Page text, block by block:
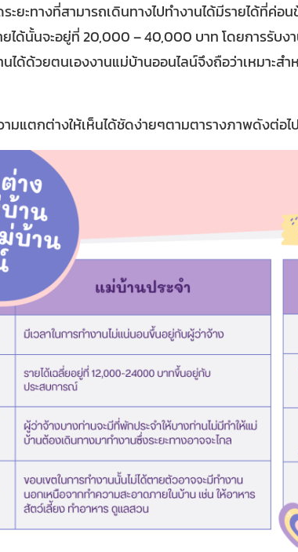
ะยะทางที่สามารถเดินทางไปทำงานได้มีรายได้ที่ค่
ได้นั้นจะอยู่ที่ 20,000 – 40,000 บาท โดยการรับง
ได้ด้วยตนเองงานแม่บ้านออนไลน์จึงถือว่าเหมาะส
ามแตกต่างให้เห็นได้ชัดง่ายๆตามตารางภาพดังต่อไ